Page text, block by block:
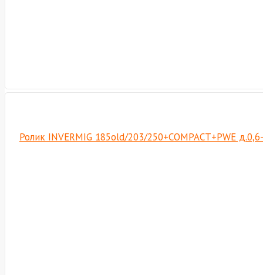
Ролик INVERMIG 185old/203/250+COMPACT+PWE